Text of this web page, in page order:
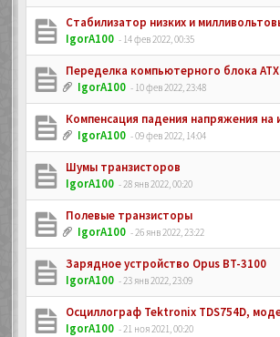
Стабилизатор низких и
IgorA100 - 14 фев 2022, 00:35
Переделка компьютерного блока
IgorA100 - 10 фев 2022, 23:48
Компенсация падения напряжения
IgorA100 - 09 фев 2022, 14:04
Шумы транзисторов
IgorA100 - 28 янв 2022, 00:20
Полевые транзисторы
IgorA100 - 26 янв 2022, 23:22
Зарядное устройство Opus BT-3100
IgorA100 - 23 янв 2022, 23:09
Осциллограф Tektronix TDS754D,
IgorA100 - 21 ноя 2021, 00:20